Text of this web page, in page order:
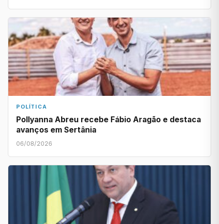
POLÍTICA
Pollyanna Abreu recebe Fábio Aragão e destaca
avanços em Sertânia
06/08/2026